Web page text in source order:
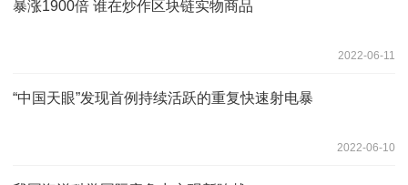
暴涨1900倍 谁在炒作区块链实物商品
2022-06-11
“中国天眼”发现首例持续活跃的重复快速射电暴
2022-06-10